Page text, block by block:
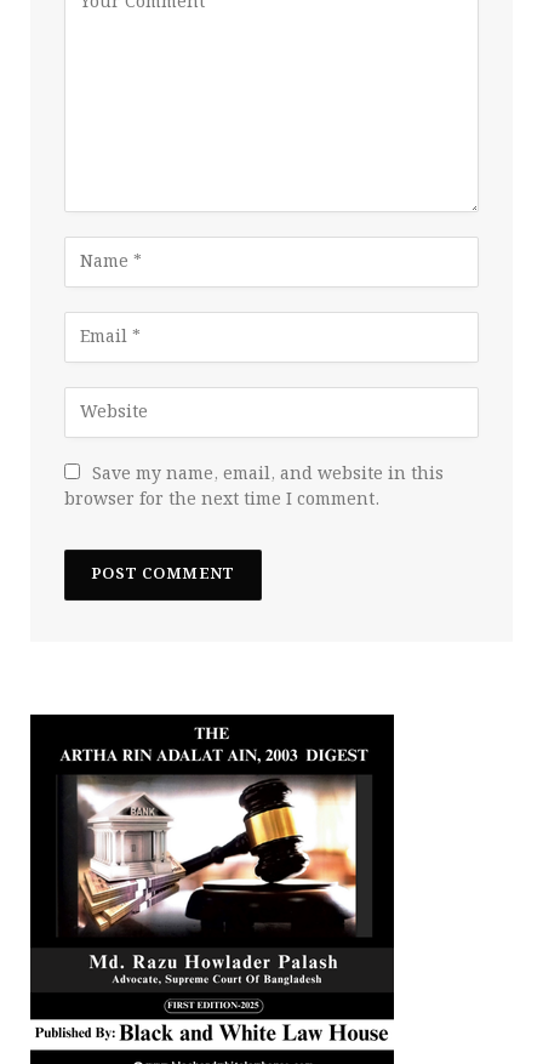
Save my name, email, and website in this
browser for the next time I comment.